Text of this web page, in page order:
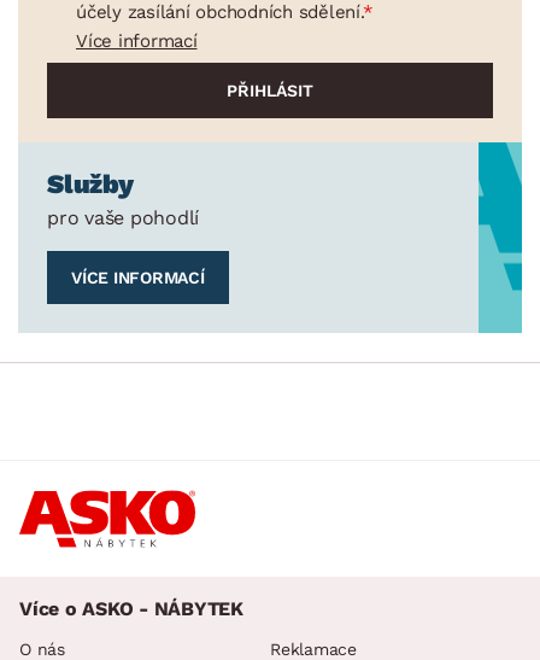
účely zasílání obchodních sdělení.
Více informací
Služby
pro vaše pohodlí
VÍCE INFORMACÍ
Více o ASKO - NÁBYTEK
O nás Reklamace